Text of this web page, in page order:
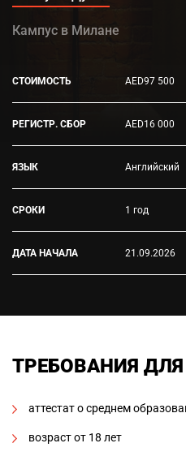
Кампус в Милане
СТОИМОСТЬ
РЕГИСТР. СБОР
ЯЗЫК
СРОКИ
ДАТА НАЧАЛА
AED97 500
AED16 000
Английский
1 год
21.09.2026
ТРЕБОВАНИЯ
аттестат о среднем
возраст от 18 лет